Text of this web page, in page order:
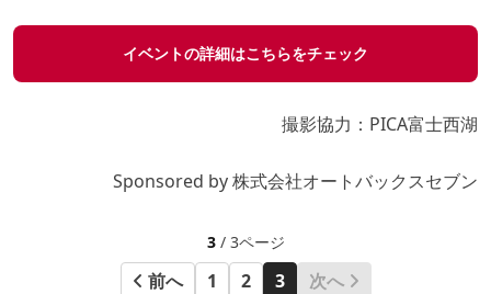
イベントの詳細はこちらをチェック
撮影協力：PICA富士西湖
Sponsored by 株式会社オートバックスセブン
3/ 3ページ
前へ 1 2 3 次へ